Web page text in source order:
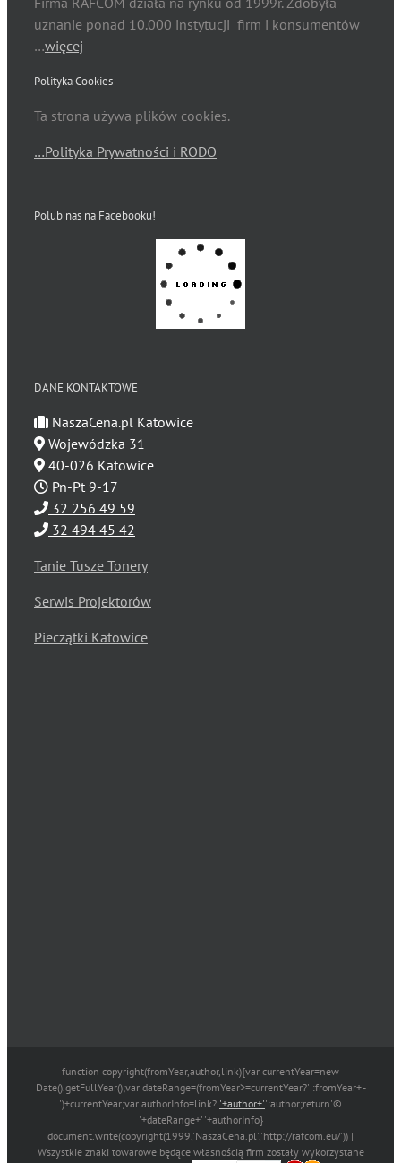
uznanie ponad 10.000 instytucji firm i konsumentów
…więcej
Polityka Cookies
Ta strona używa plików cookies.
…Polityka Prywatności i RODO
Polub nas na Facebooku!
DANE KONTAKTOWE
NaszaCena.pl Katowice
Wojewódzka 31
40-026 Katowice
Pn-Pt 9-17
32 256 49 59
32 494 45 42
Tanie Tusze Tonery
Serwis Projektorów
Pieczątki Katowice
function copyright(fromYear,author,link){var currentYear=new
Date().getFullYear();var dateRange=(fromYear>=currentYear?'':fromYear+'-
')+currentYear;var authorInfo=link?''+author+'':author;return'©
'+dateRange+' '+authorInfo}
document.write(copyright(1999,'NaszaCena.pl','http://rafcom.eu/')) |
Wszystkie znaki towarowe będące własnością firm zostały wykorzystane